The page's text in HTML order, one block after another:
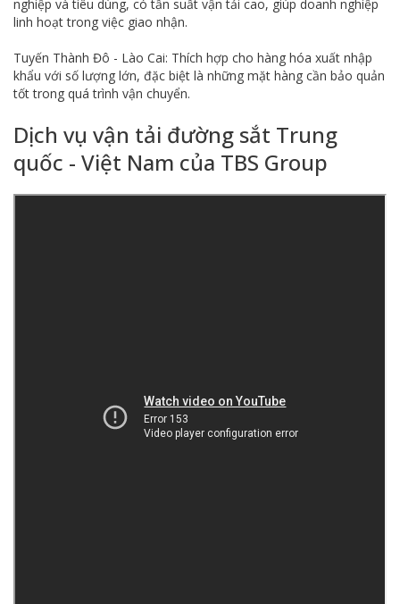
nghiệp và tiêu dùng, có tần suất vận tải cao, giúp doanh nghiệp
linh hoạt trong việc giao nhận.
Tuyến Thành Đô - Lào Cai: Thích hợp cho hàng hóa xuất nhập
khẩu với số lượng lớn, đặc biệt là những mặt hàng cần bảo quản
tốt trong quá trình vận chuyển.
Dịch vụ vận tải đường sắt Trung
quốc - Việt Nam của TBS Group